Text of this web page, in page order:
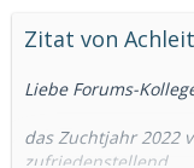
Zitat von
Liebe Forums-
das Zuchtjahr 2022
zufriedenstellend.